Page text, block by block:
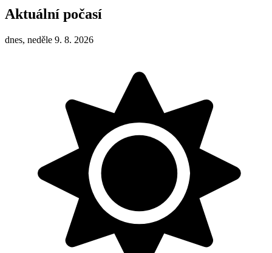
Aktuální počasí
dnes, neděle 9. 8. 2026